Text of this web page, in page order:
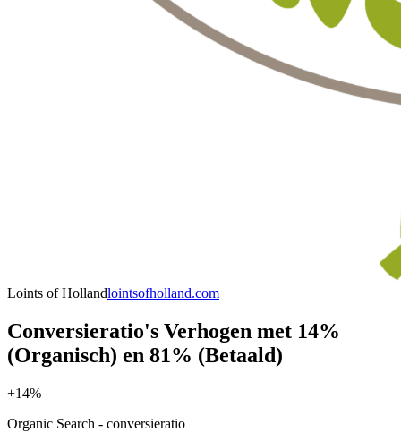
Loints of Hollandlointsofholland.com
Conversieratio's Verhogen met 14%
(Organisch) en 81% (Betaald)
+14%
Organic Search - conversieratio